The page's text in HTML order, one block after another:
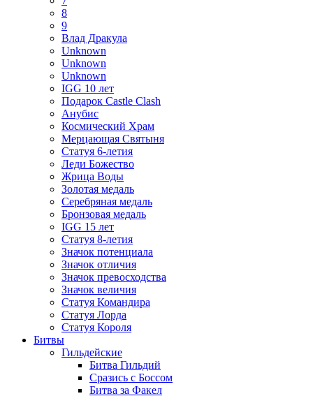
8
9
Влад Дракула
Unknown
Unknown
Unknown
IGG 10 лет
Подарок Castle Clash
Анубис
Космический Храм
Мерцающая Святыня
Статуя 6-летия
Леди Божество
Жрица Воды
Золотая медаль
Серебряная медаль
Бронзовая медаль
IGG 15 лет
Статуя 8-летия
Значок потенциала
Значок отличия
Значок превосходства
Значок величия
Статуя Командира
Статуя Лорда
Статуя Короля
Битвы
Гильдейские
Битва Гильдий
Сразись с Боссом
Битва за Факел